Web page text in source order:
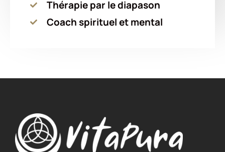
Thérapie par le diapason
Coach spirituel et mental